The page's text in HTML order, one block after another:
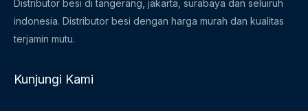
Distributor besi di tangerang, jakarta, surabaya dan seluiruh
indonesia. Distributor besi dengan harga murah dan kualitas
terjamin mutu.
Kunjungi Kami